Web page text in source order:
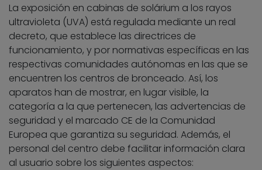
La exposición en cabinas de solárium a los rayos
ultravioleta (UVA) está regulada mediante un real
decreto, que establece las directrices de
funcionamiento, y por normativas específicas en las
respectivas comunidades autónomas en las que se
encuentren los centros de bronceado. Así, los
aparatos han de mostrar, en lugar visible, la
categoría a la que pertenecen, las advertencias de
seguridad y el marcado CE de la Comunidad
Europea que garantiza su seguridad. Además, el
personal del centro debe facilitar información clara
al usuario sobre los siguientes aspectos: